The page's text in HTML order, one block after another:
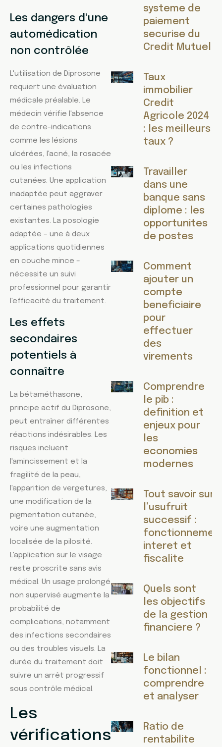
Les dangers d'une
automédication
non contrôlée
L'utilisation de Diprosone
requiert une évaluation
médicale préalable. Le
médecin vérifie l'absence
de contre-indications
comme les lésions
ulcérées, l'acné, la rosacée
ou les infections
cutanées. Une application
inadaptée peut aggraver
certaines pathologies
existantes. La posologie
adaptée – une à deux
applications quotidiennes
en couche mince –
nécessite un suivi
professionnel pour garantir
l'efficacité du traitement.
Les effets
secondaires
potentiels à
connaître
La bétaméthasone,
principe actif du Diprosone,
peut entraîner différentes
réactions indésirables. Les
risques incluent
l'amincissement et la
fragilité de la peau,
l'apparition de vergetures,
une modification de la
pigmentation cutanée,
voire une augmentation
localisée de la pilosité.
L'application sur le visage
reste proscrite sans avis
médical. Un usage prolongé
non supervisé augmente la
probabilité de
complications, notamment
des infections secondaires
ou des troubles visuels. La
durée du traitement doit
suivre un arrêt progressif
sous contrôle médical.
Les
vérifications
systeme de
paiement
securise du
Credit Mutuel
Taux
immobilier
Credit
Agricole 2024
: les meilleurs
taux ?
Travailler
dans une
banque sans
diplome : les
opportunites
de postes
Comment
ajouter un
compte
beneficiaire
pour
effectuer
des
virements
Comprendre
le pib :
definition et
enjeux pour
les
economies
modernes
Tout savoir sur
l’usufruit
successif :
interet et
fiscalite
Quels sont
les objectifs
de la gestion
financiere ?
Le bilan
fonctionnel :
comprendre
et analyser
Ratio de
rentabilite